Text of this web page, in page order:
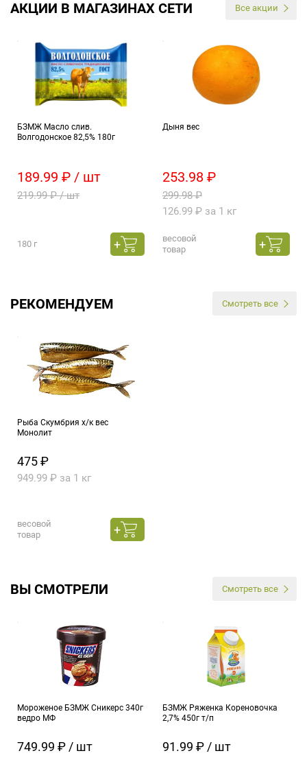
АКЦИИ В МАГАЗИНАХ СЕТИ Все акции
БЗМЖ Масло слив.
Волгодонское 82,5% 180г
189.99 ₽ / шт
219.99 ₽ / шт
180 г
Дыня вес
253.98 ₽
299.98 ₽
126.99 ₽ за 1 кг
весовой
товар
РЕКОМЕНДУЕМ Смотреть все
Рыба Скумбрия х/к вес
Монолит
475 ₽
949.99 ₽ за 1 кг
весовой
товар
ВЫ СМОТРЕЛИ Смотреть все
Мороженое БЗМЖ Сникерс 340г
ведро МФ
749.99 ₽ / шт
БЗМЖ Ряженка Кореновочка
2,7% 450г т/п
91.99 ₽ / шт